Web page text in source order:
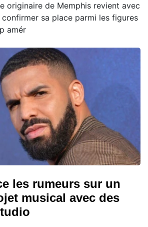
originaire de Memphis revient avec
sa place parmi les figures
amér
les rumeurs sur un
musical avec des